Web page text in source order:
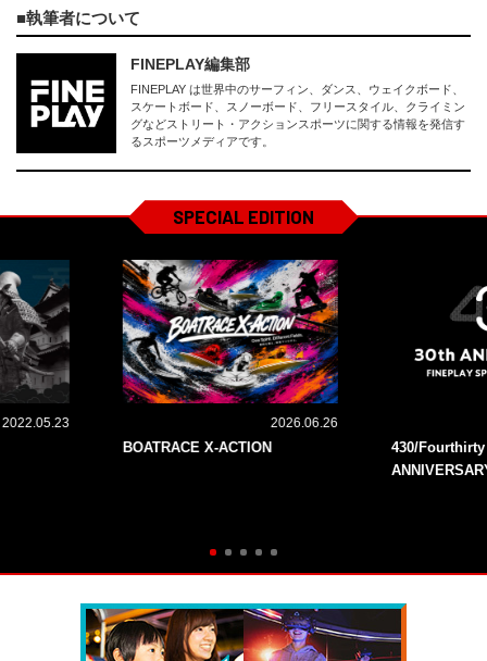
執筆者について
FINEPLAY編集部
FINEPLAY は世界中のサーフィン、ダンス、ウェイクボード、
スケートボード、スノーボード、フリースタイル、クライミン
グなどストリート・アクションスポーツに関する情報を発信す
るスポーツメディアです。
SPECIAL EDITION
2022.05.23 2026.06.26
BOATRACE X-ACTION
430/